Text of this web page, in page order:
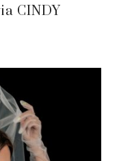
CINDY